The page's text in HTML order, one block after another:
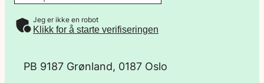
- Jeg er ikke en robot
Klikk for å starte verifiseringen
PB 9187 Grønland, 0187 Oslo